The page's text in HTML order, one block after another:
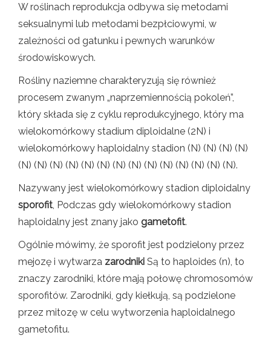
W roślinach reprodukcja odbywa się metodami
seksualnymi lub metodami bezpłciowymi, w
zależności od gatunku i pewnych warunków
środowiskowych.
Rośliny naziemne charakteryzują się również
procesem zwanym „naprzemiennością pokoleń”,
który składa się z cyklu reprodukcyjnego, który ma
wielokomórkowy stadium diploidalne (2N) i
wielokomórkowy haploidalny stadion (N) (N) (N) (N)
(N) (N) (N) (N) (N) (N) (N) (N) (N) (N) (N) (N) (N) (N).
Nazywany jest wielokomórkowy stadion diploidalny
sporofit, Podczas gdy wielokomórkowy stadion
haploidalny jest znany jako gametofit.
Ogólnie mówimy, że sporofit jest podzielony przez
mejozę i wytwarza zarodniki Są to haploides (n), to
znaczy zarodniki, które mają połowę chromosomów
sporofitów. Zarodniki, gdy kiełkują, są podzielone
przez mitozę w celu wytworzenia haploidalnego
gametofitu.